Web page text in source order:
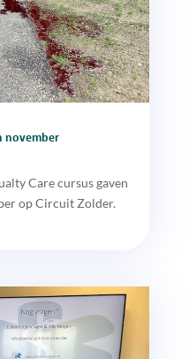
november
Care cursus gaven
op Circuit Zolder.